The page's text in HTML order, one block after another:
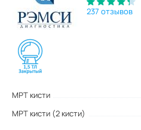
237 отзывов
МРТ кисти
МРТ кисти (2 кисти)